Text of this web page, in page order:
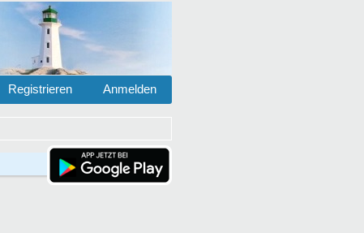
Anmelden
Registrieren